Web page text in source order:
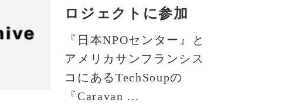
ロジェクトに参加
『日本NPOセンター』と
アメリカサンフランシス
コにあるTechSoupの
『Caravan ...